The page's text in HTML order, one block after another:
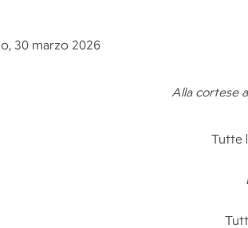
2026
Alla cortese
Tutte